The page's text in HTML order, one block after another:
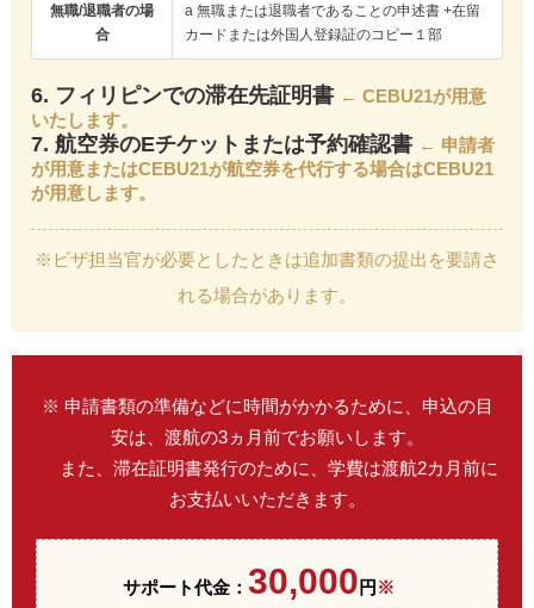
無職/退職者の場
合
a 無職または退職者であることの申述書 +在留
カードまたは外国人登録証のコピー１部
6. フィリピンでの滞在先証明書 ← CEBU21が用意
いたします。
7. 航空券のEチケットまたは予約確認書 ← 申請者
が用意またはCEBU21が航空券を代行する場合はCEBU21
が用意します。
※ビザ担当官が必要としたときは追加書類の提出を要請さ
れる場合があります。
※ 申請書類の準備などに時間がかかるために、申込の目
安は、渡航の3ヵ月前でお願いします。
また、滞在証明書発行のために、学費は渡航2カ月前に
お支払いいただきます。
サポート代金： 30,000 円 ※